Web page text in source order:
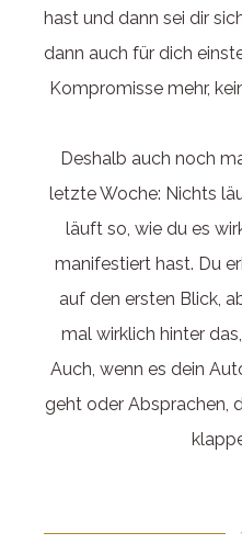
hast und dann sei dir
dann auch für dich
Kompromisse mehr,
Deshalb auch noch
letzte Woche: Nichts
läuft so, wie du es
manifestiert hast. Du
auf den ersten Blick,
mal wirklich hinter
Auch, wenn es dein
geht oder Absprachen,